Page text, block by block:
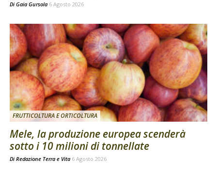
Di Gaia Gursola 6 Agosto 2026
FRUTTICOLTURA E ORTICOLTURA
Mele, la produzione europea scenderà
sotto i 10 milioni di tonnellate
Di Redazione Terra e Vita 6 Agosto 2026